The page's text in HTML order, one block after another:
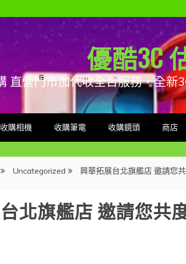
優酷3C
直營門市加代收全台服務，全新
收購相機 收購筆電 收購鏡頭 商店
Uncategorized 興華拓展台北旗艦店 邀請您
北旗艦店 邀請您共